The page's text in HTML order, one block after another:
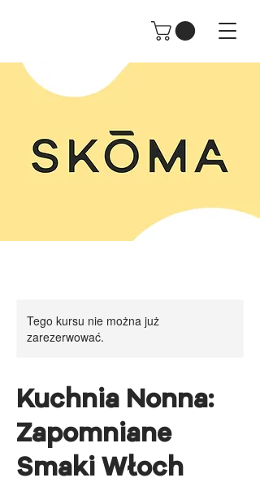
Tego kursu nie można już
zarezerwować.
Kuchnia Nonna:
Zapomniane
Smaki Włoch